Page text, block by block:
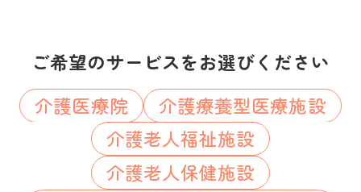
ご希望のサービスをお選びください
介護医療院
介護療養型医療施設
介護老人福祉施設
介護老人保健施設